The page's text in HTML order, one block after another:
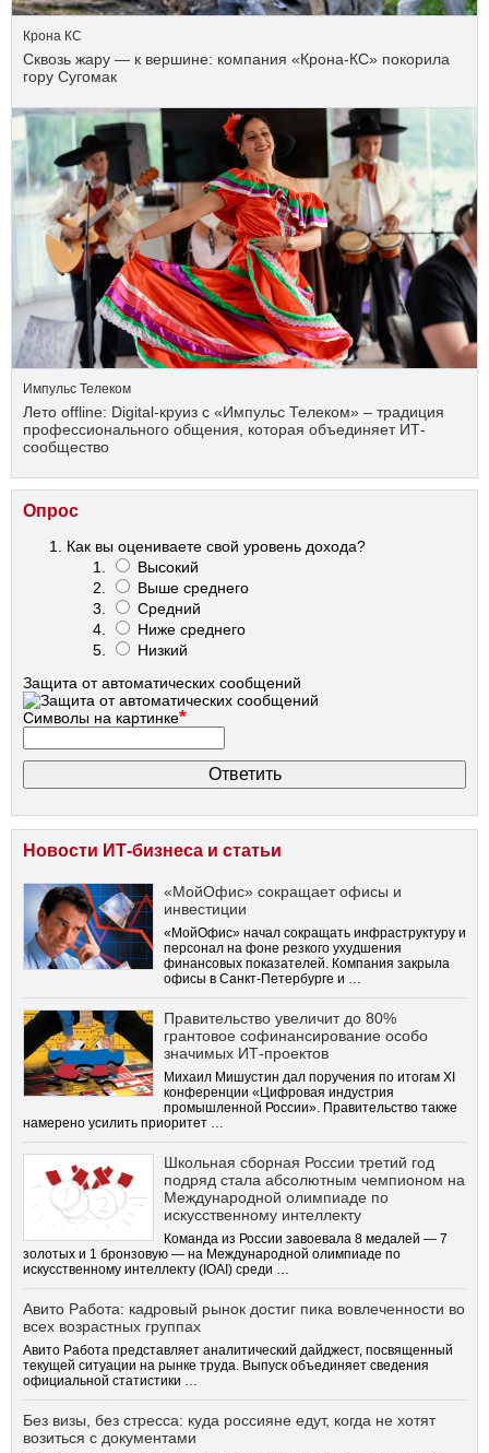
Крона КС
Сквозь жару — к вершине: компания «Крона‑КС» покорила
гору Сугомак
Импульс Телеком
Лето offline: Digital-круиз с «Импульс Телеком» – традиция
профессионального общения, которая объединяет ИТ-
сообщество
Опрос
Как вы оцениваете свой уровень дохода?
Высокий
Выше среднего
Средний
Ниже среднего
Низкий
Защита от автоматических сообщений
Символы на картинке*
Новости ИТ-бизнеса и статьи
«МойОфис» сокращает офисы и
инвестиции
«МойОфис» начал сокращать инфраструктуру и
персонал на фоне резкого ухудшения
финансовых показателей. Компания закрыла
офисы в Санкт-Петербурге и …
Правительство увеличит до 80%
грантовое софинансирование особо
значимых ИТ-проектов
Михаил Мишустин дал поручения по итогам XI
конференции «Цифровая индустрия
промышленной России». Правительство также
намерено усилить приоритет …
Школьная сборная России третий год
подряд стала абсолютным чемпионом на
Международной олимпиаде по
искусственному интеллекту
Команда из России завоевала 8 медалей — 7
золотых и 1 бронзовую — на Международной олимпиаде по
искусственному интеллекту (IOAI) среди …
Авито Работа: кадровый рынок достиг пика вовлеченности во
всех возрастных группах
Авито Работа представляет аналитический дайджест, посвященный
текущей ситуации на рынке труда. Выпуск объединяет сведения
официальной статистики …
Без визы, без стресса: куда россияне едут, когда не хотят
возиться с документами